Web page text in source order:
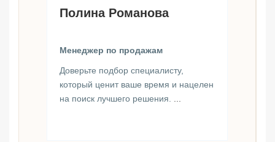
Полина Романова
Менеджер по продажам
Доверьте подбор специалисту,
который ценит ваше время и нацелен
на поиск лучшего решения. ...